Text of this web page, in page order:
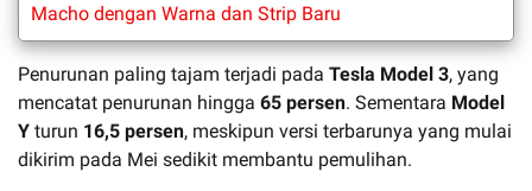
Macho dengan Warna dan Strip Baru
Penurunan paling tajam terjadi pada Tesla Model 3, yang
mencatat penurunan hingga 65 persen. Sementara Model
Y turun 16,5 persen, meskipun versi terbarunya yang mulai
dikirim pada Mei sedikit membantu pemulihan.